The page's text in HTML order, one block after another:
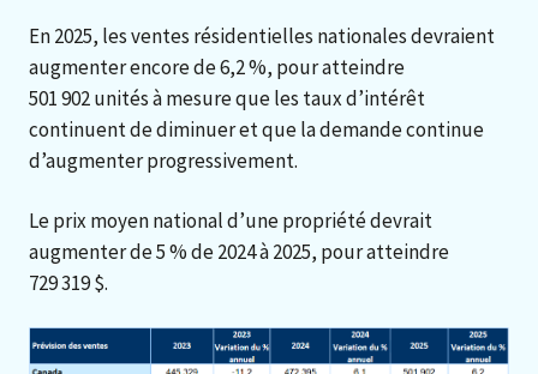
En 2025, les ventes résidentielles nationales devraient
augmenter encore de 6,2 %, pour atteindre
501 902 unités à mesure que les taux d’intérêt
continuent de diminuer et que la demande continue
d’augmenter progressivement.
Le prix moyen national d’une propriété devrait
augmenter de 5 % de 2024 à 2025, pour atteindre
729 319 $.